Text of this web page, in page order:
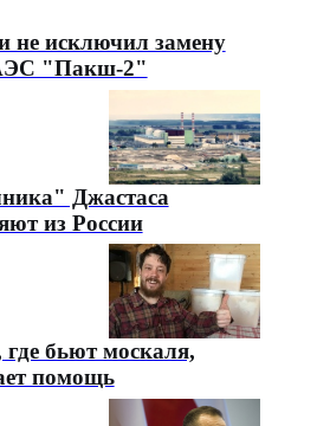
не исключил замену
"Пакш-2"
Джастаса
из России
бьют москаля,
помощь